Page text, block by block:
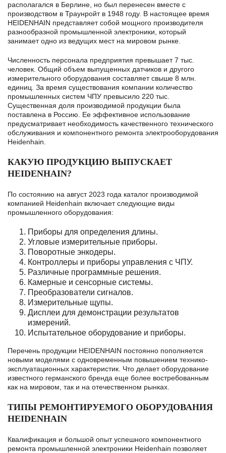
располагался в Берлине, но был перенесен вместе с
производством в Траунройт в 1948 году. В настоящее время
HEIDENHAIN представляет собой мощного производителя
разнообразной промышленной электроники, который
занимает одно из ведущих мест на мировом рынке.
Численность персонала предприятия превышает 7 тыс.
человек. Общий объем выпущенных датчиков и другого
измерительного оборудования составляет свыше 8 млн.
единиц. За время существования компании количество
промышленных систем ЧПУ превысило 220 тыс.
Существенная доля производимой продукции была
поставлена в Россию. Ее эффективное использование
предусматривает необходимость качественного технического
обслуживания и компонентного ремонта электрооборудования
Heidenhain.
КАКУЮ ПРОДУКЦИЮ ВЫПУСКАЕТ
HEIDENHAIN?
По состоянию на август 2023 года каталог производимой
компанией Heidenhain включает следующие виды
промышленного оборудования:
Приборы для определения длины.
Угловые измерительные приборы.
Поворотные энкодеры.
Контроллеры и приборы управления с ЧПУ.
Различные программные решения.
Камерные и сенсорные системы.
Преобразователи сигналов.
Измерительные щупы.
Дисплеи для демонстрации результатов
измерений.
Испытательное оборудование и приборы.
Перечень продукции HEIDENHAIN постоянно пополняется
новыми моделями с одновременным повышением технико-
эксплуатационных характеристик. Что делает оборудование
известного германского бренда еще более востребованным
как на мировом, так и на отечественном рынках.
ТИПЫ РЕМОНТИРУЕМОГО ОБОРУДОВАНИЯ
HEIDENHAIN
Квалификация и большой опыт успешного компонентного
ремонта промышленной электроники Heidenhain позволяет